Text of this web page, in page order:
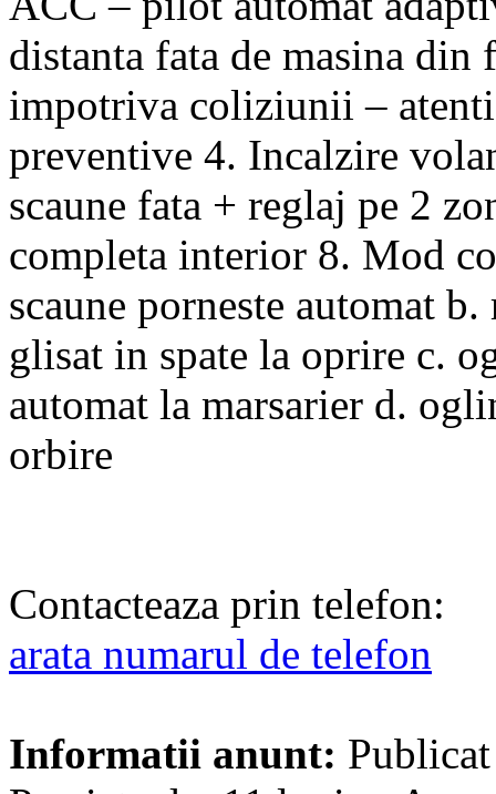
distanta fata de masina din
impotriva coliziunii –
preventive 4. Incalzire
scaune fata + reglaj pe 2
completa interior 8. Mod
scaune porneste automat
glisat in spate la oprire c.
automat la marsarier d.
orbire
Contacteaza prin telefon:
arata numarul de telefon
Informatii anunt: